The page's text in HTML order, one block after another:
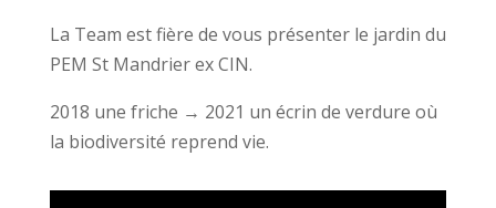
La Team est fière de vous présenter le jardin du
PEM St Mandrier ex CIN.
2018 une friche → 2021 un écrin de verdure où
la biodiversité reprend vie.